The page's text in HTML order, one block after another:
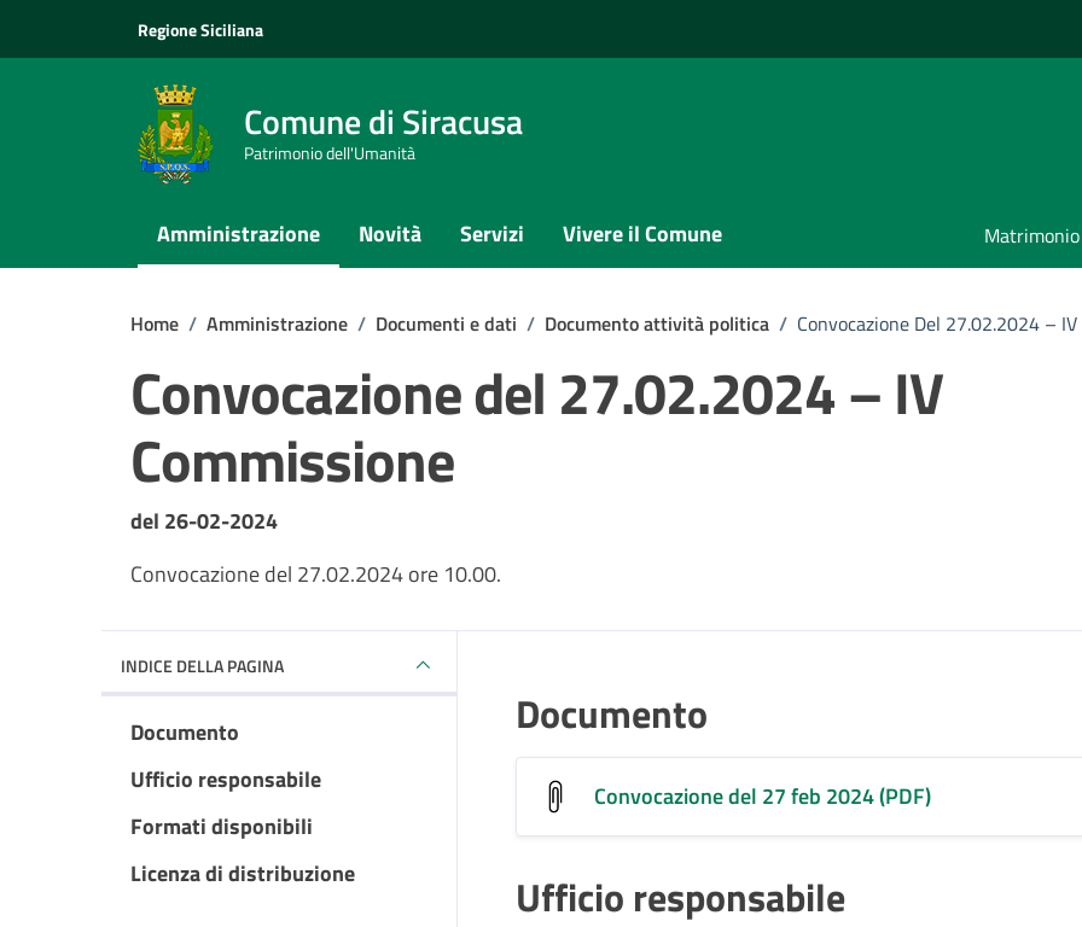
Regione Siciliana
Comune di Siracusa
Patrimonio dell'Umanità
Amministrazione Novità Servizi Vivere il Comune Matrimonio
Home / Amministrazione / Documenti e dati / Documento attività politica / Convocazione Del 27.02.2024 –
Convocazione del 27.02.2024 – IV
Commissione
Dettagli del documento
del 26-02-2024
Convocazione del 27.02.2024 ore 10.00.
INDICE DELLA PAGINA
Documento
Ufficio responsabile
Formati disponibili
Licenza di distribuzione
Documento
Convocazione del 27 feb 2024 (PDF)
Ufficio responsabile